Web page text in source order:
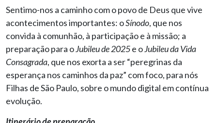
Sentimo-nos a caminho com o povo de Deus que vive
acontecimentos importantes: oSínodo, que nos
convida à comunhão, à participação e à missão; a
preparação para oJubileu de 2025e oJubileu da Vida
Consagrada, que nos exorta a ser “peregrinas da
esperança nos caminhos da paz” com foco, para nós
Filhas de São Paulo, sobre o mundo digital em contínua
evolução.